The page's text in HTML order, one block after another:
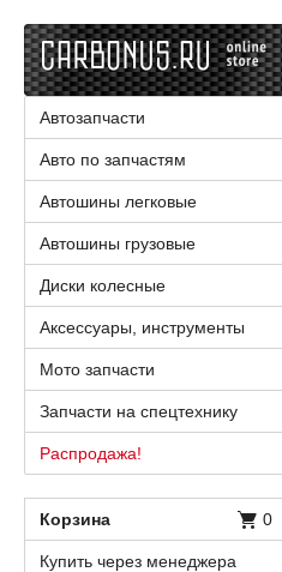
Автозапчасти
Авто по запчастям
Автошины легковые
Автошины грузовые
Диски колесные
Аксессуары, инструменты
Мото запчасти
Запчасти на спецтехнику
Распродажа!
Корзина 0
Купить через менеджера